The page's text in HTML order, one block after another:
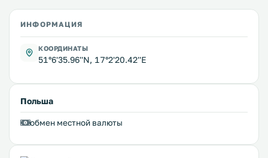
ИНФОРМАЦИЯ
КООРДИНАТЫ
51°6'35.96''N, 17°2'20.42''E
Польша
обмен местной валюты